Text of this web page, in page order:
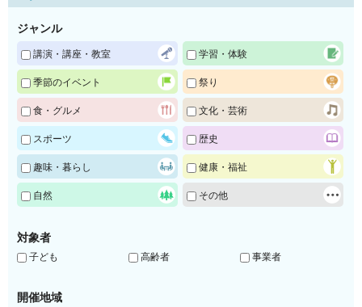
ジャンル
講演・講座・教室 学習・体験
季節のイベント 祭り
食・グルメ 文化・芸術
スポーツ 歴史
趣味・暮らし 健康・福祉
自然 その他
対象者
子ども 高齢者 事業者
開催地域